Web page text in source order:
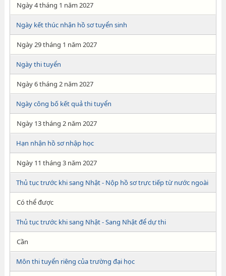
Ngày 4 tháng 1 năm 2027
Ngày kết thúc nhận hồ sơ tuyển sinh
Ngày 29 tháng 1 năm 2027
Ngày thi tuyển
Ngày 6 tháng 2 năm 2027
Ngày công bố kết quả thi tuyển
Ngày 13 tháng 2 năm 2027
Hạn nhận hồ sơ nhập học
Ngày 11 tháng 3 năm 2027
Thủ tục trước khi sang Nhật - Nộp hồ sơ trực tiếp từ nước ngoài
Có thể được
Thủ tục trước khi sang Nhật - Sang Nhật để dự thi
Cần
Môn thi tuyển riêng của trường đại học